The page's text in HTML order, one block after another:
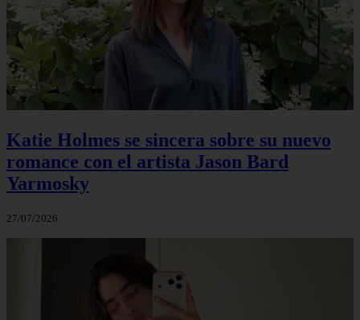
Katie Holmes se sincera sobre su nuevo
romance con el artista Jason Bard
Yarmosky
27/07/2026